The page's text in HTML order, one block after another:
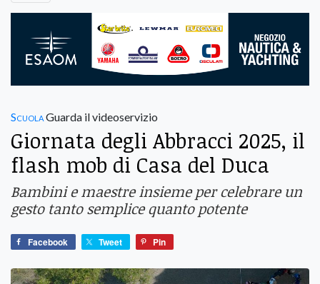
ScuolaGuarda il videoservizio
Giornata degli Abbracci 2025, il
flash mob di Casa del Duca
Bambini e maestre insieme per celebrare un
gesto tanto semplice quanto potente
Facebook Tweet Pin